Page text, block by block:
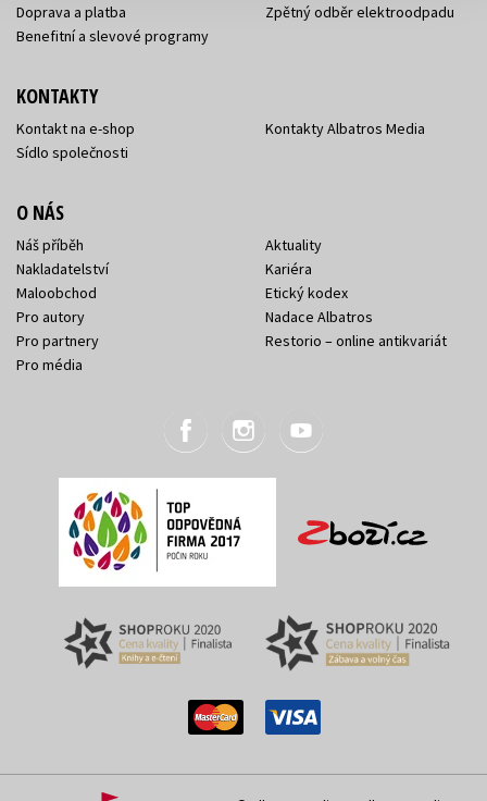
Doprava a platba
Benefitní a slevové programy
Zpětný odběr elektroodpadu
KONTAKTY
Kontakt na e-shop
Sídlo společnosti
Kontakty Albatros Media
O NÁS
Náš příběh
Nakladatelství
Maloobchod
Pro autory
Pro partnery
Pro média
Aktuality
Kariéra
Etický kodex
Nadace Albatros
Restorio – online antikvariát